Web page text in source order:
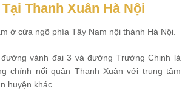
Thanh Xuân Hà Nội
ở cửa ngõ phía Tây Nam nội thành Hà Nội.
vành đai 3 và đường Trường Chinh là
chính nối quận Thanh Xuân với trung tâm
huyện khác.